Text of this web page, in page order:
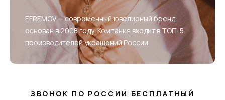
EFREMOV — современный ювелирный бренд,
основан в 2008 году. Компания входит в ТОП-5
производителей украшений России
ЗВОНОК ПО РОССИИ БЕСПЛАТНЫЙ